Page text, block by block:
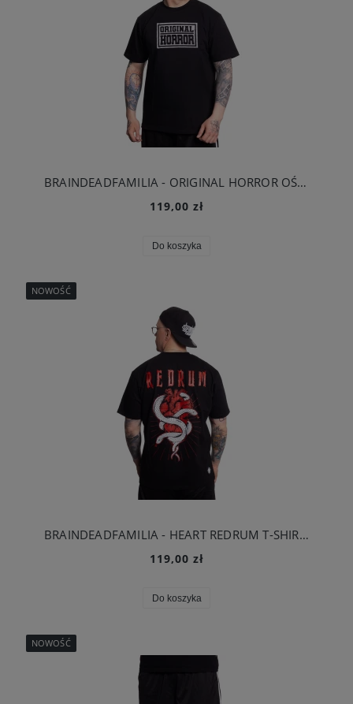
BRAINDEADFAMILIA - ORIGINAL HORROR OŚMIORNICA T-SHIRT CZARNY
119,00 zł
Do koszyka
BRAINDEADFAMILIA - HEART REDRUM T-SHIRT CZARNY
119,00 zł
Do koszyka
NOWOŚĆ
NOWOŚĆ